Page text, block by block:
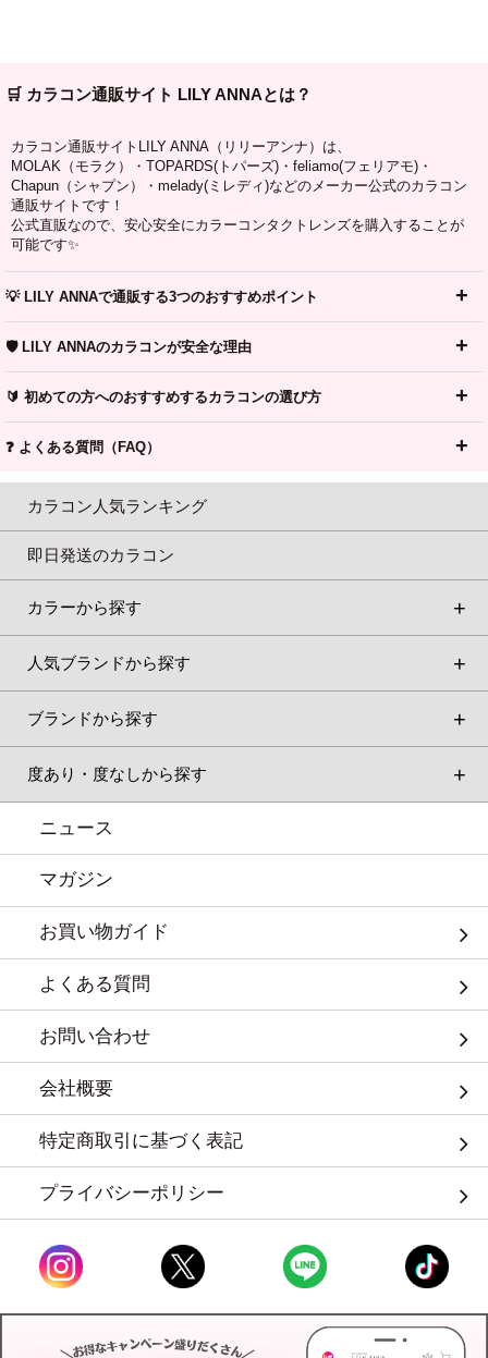
🛒 カラコン通販サイト LILY ANNAとは？
カラコン通販サイトLILY ANNA（リリーアンナ）は、
MOLAK（モラク）・TOPARDS(トパーズ)・feliamo(フェリアモ)・
Chapun（シャプン）・melady(ミレディ)などのメーカー公式のカラコン
通販サイトです！
公式直販なので、安心安全にカラーコンタクトレンズを購入することが
可能です✨
💡 LILY ANNAで通販する3つのおすすめポイント
🛡️ LILY ANNAのカラコンが安全な理由
🔰 初めての方へのおすすめするカラコンの選び方
❓ よくある質問（FAQ）
カラコン人気ランキング
即日発送のカラコン
カラーから探す
人気ブランドから探す
ブランドから探す
度あり・度なしから探す
ニュース
マガジン
お買い物ガイド
よくある質問
お問い合わせ
会社概要
特定商取引に基づく表記
プライバシーポリシー